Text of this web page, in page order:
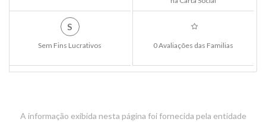
S
Sem Fins Lucrativos 0 Avaliações das Familias
A informação exibida nesta página foi fornecida pela entidade